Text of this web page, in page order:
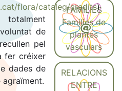
flora/cataleg/credits)
de
pel
fer créixer
dades de
FAMÍLIES
Famílies de
plantes
vasculars
RELACIONS
ENTRE